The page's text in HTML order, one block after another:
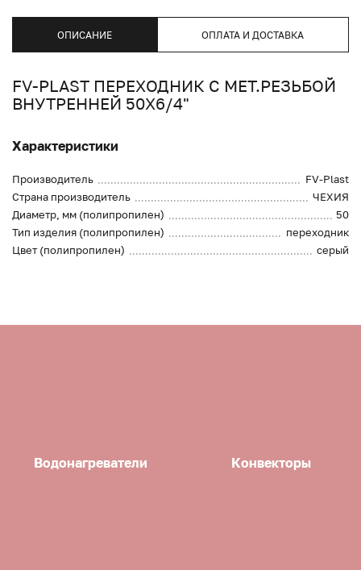
ОПИСАНИЕ ОПЛАТА И ДОСТАВКА
FV-PLAST ПЕРЕХОДНИК С МЕТ.РЕЗЬБОЙ
ВНУТРЕННЕЙ 50Х6/4"
Характеристики
Производитель
FV-Plast
Страна производитель
ЧЕХИЯ
Диаметр, мм (полипропилен)
50
Тип изделия (полипропилен)
переходник
Цвет (полипропилен)
серый
Водонагреватели Конвекторы